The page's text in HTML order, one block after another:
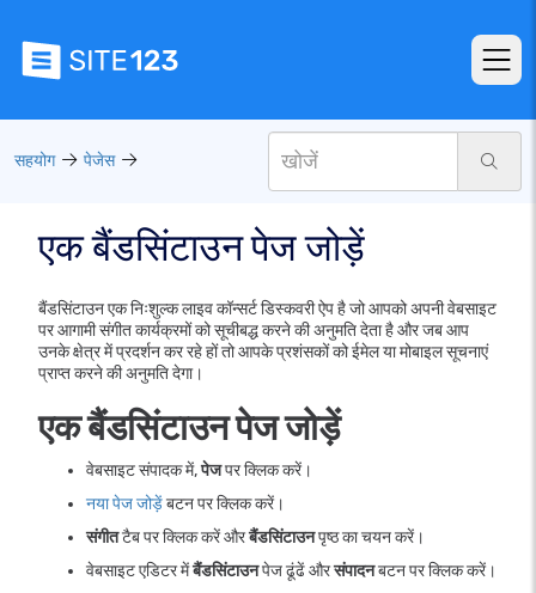
सहयोग पेजेस
एक बैंडसिंटाउन पेज जोड़ें
बैंडसिंटाउन एक निःशुल्क लाइव कॉन्सर्ट डिस्कवरी ऐप है जो आपको अपनी वेबसाइट
पर आगामी संगीत कार्यक्रमों को सूचीबद्ध करने की अनुमति देता है और जब आप
उनके क्षेत्र में प्रदर्शन कर रहे हों तो आपके प्रशंसकों को ईमेल या मोबाइल सूचनाएं
प्राप्त करने की अनुमति देगा।
एक बैंडसिंटाउन पेज जोड़ें
वेबसाइट संपादक में,पेजपर क्लिक करें।
नया पेज जोड़ेंबटन पर क्लिक करें।
संगीतटैब पर क्लिक करें औरबैंडसिंटाउनपृष्ठ का चयन करें।
वेबसाइट एडिटर मेंबैंडसिंटाउनपेज ढूंढें औरसंपादनबटन पर क्लिक करें।